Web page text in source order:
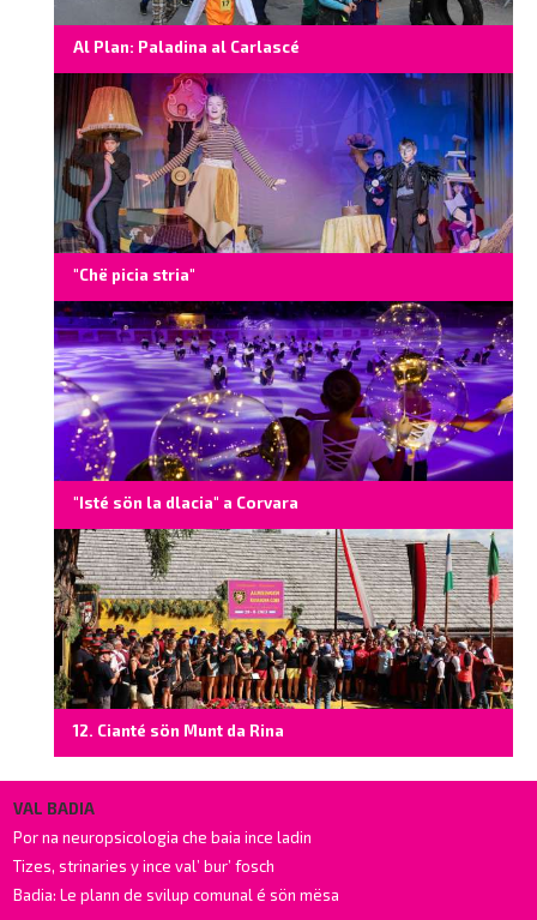
Al Plan: Paladina al Carlascé
"Chë picia stria"
"Isté sön la dlacia" a Corvara
12. Cianté sön Munt da Rina
VAL BADIA
Por na neuropsicologia che baia ince ladin
Tizes, strinaries y ince val’ bur’ fosch
Badia: Le plann de svilup comunal é sön mësa